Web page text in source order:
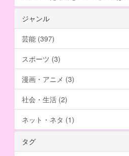
ジャンル
芸能 (397)
スポーツ (3)
漫画・アニメ (3)
社会・生活 (2)
ネット・ネタ (1)
タグ